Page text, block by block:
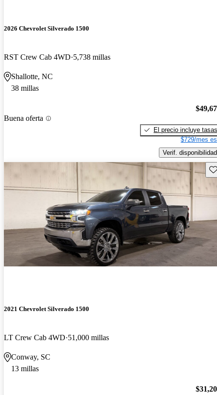
2026 Chevrolet Silverado 1500
RST Crew Cab 4WD 5,738 millas
Shallotte, NC
38 millas
Buena oferta
El precio incluye tasas
$729/mes
Verif. disponibilidad
2021 Chevrolet Silverado 1500
LT Crew Cab 4WD 51,000 millas
Conway, SC
13 millas